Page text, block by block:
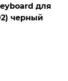
для
черный